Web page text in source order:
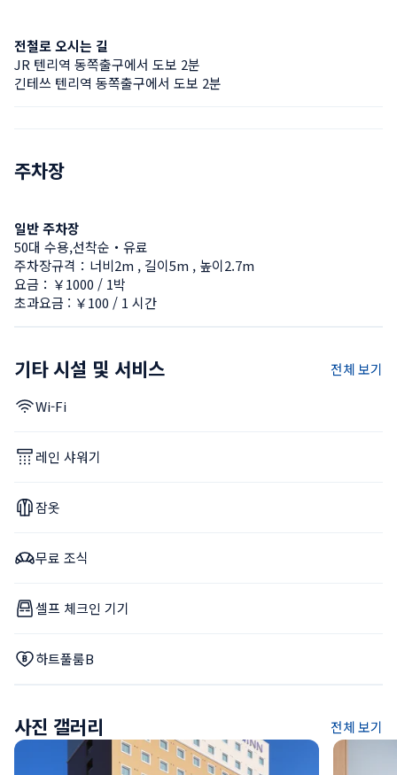
전철로 오시는 길
JR 텐리역 동쪽출구에서 도보 2분
긴테쓰 텐리역 동쪽출구에서 도보 2분
주차장
일반 주차장
50대 수용,선착순・유료
주차장규격：너비2m , 길이5m , 높이2.7m
요금：￥1000 / 1박
초과요금 : ￥100 / 1 시간
기타 시설 및 서비스 전체 보기
Wi-Fi
레인 샤워기
잠옷
무료 조식
셀프 체크인 기기
하트풀룸B
사진 갤러리 전체 보기